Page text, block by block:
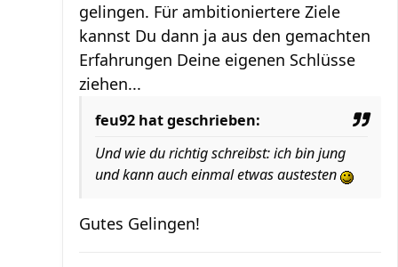
gelingen. Für ambitioniertere Ziele
kannst Du dann ja aus den gemachten
Erfahrungen Deine eigenen Schlüsse
ziehen...
feu92 hat geschrieben:
Und wie du richtig schreibst: ich bin jung
und kann auch einmal etwas austesten
Gutes Gelingen!